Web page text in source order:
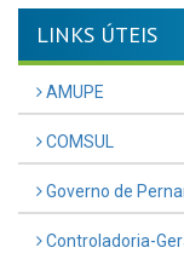
LINKS ÚTEIS
AMUPE
COMSUL
Governo de
Controladoria-